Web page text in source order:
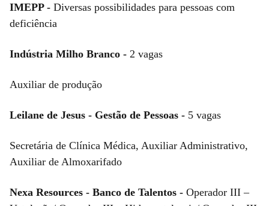
IMEPP - Diversas possibilidades para pessoas com
deficiência
Indústria Milho Branco - 2 vagas
Auxiliar de produção
Leilane de Jesus - Gestão de Pessoas - 5 vagas
Secretária de Clínica Médica, Auxiliar Administrativo,
Auxiliar de Almoxarifado
Nexa Resources - Banco de Talentos - Operador III –